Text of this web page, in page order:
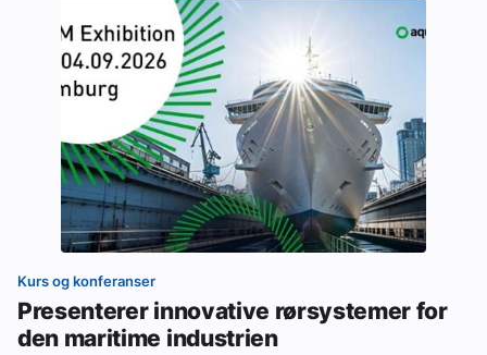
Kurs og konferanser
Presenterer innovative rørsystemer for
den maritime industrien